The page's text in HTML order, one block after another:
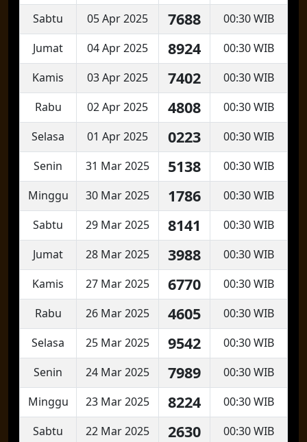
Sabtu
05 Apr 2025 7688
00:30 WIB
Jumat
04 Apr 2025 8924
00:30 WIB
Kamis
03 Apr 2025 7402
00:30 WIB
Rabu
02 Apr 2025 4808
00:30 WIB
Selasa
01 Apr 2025 0223
00:30 WIB
Senin
31 Mar 2025 5138
00:30 WIB
Minggu
30 Mar 2025 1786
00:30 WIB
Sabtu
29 Mar 2025 8141
00:30 WIB
Jumat
28 Mar 2025 3988
00:30 WIB
Kamis
27 Mar 2025 6770
00:30 WIB
Rabu
26 Mar 2025 4605
00:30 WIB
Selasa
25 Mar 2025 9542
00:30 WIB
Senin
24 Mar 2025 7989
00:30 WIB
Minggu
23 Mar 2025 8224
00:30 WIB
Sabtu
22 Mar 2025 2630
00:30 WIB